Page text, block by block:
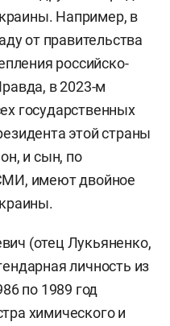
Например, в
от правительства
российско-
в 2023-м
государственных
этой страны
и сын, по
имеют двойное
(отец Лукьяненко,
личность из
по 1989 год
химического и